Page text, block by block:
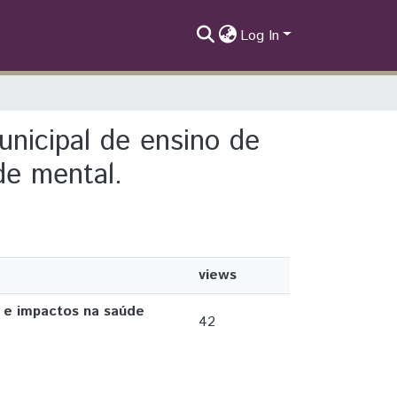
Log In
de ensino de
mental.
views
impactos na saúde
42